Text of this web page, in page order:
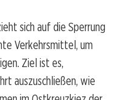
sich auf die Sperrung
Verkehrsmittel, um
Ziel ist es,
auszuschließen, wie